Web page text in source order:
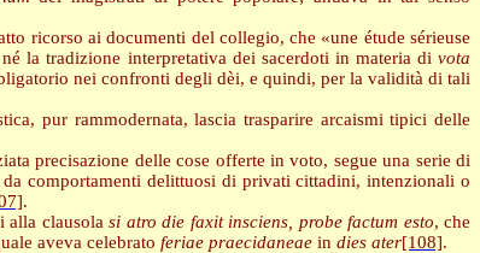
ricorso ai documenti del collegio, che «une étude sérieuse
la tradizione interpretativa dei sacerdoti in materia divota
nei confronti degli dèi, e quindi, per la validità di tali
pur rammodernata, lascia trasparire arcaismi tipici delle
precisazione delle cose offerte in voto, segue una serie di
da comportamenti delittuosi di privati cittadini, intenzionali o
.
alla clausolasi atro die faxit insciens, probe factum esto, che
aveva celebrato feriae praecidaneae in dies ater[108].